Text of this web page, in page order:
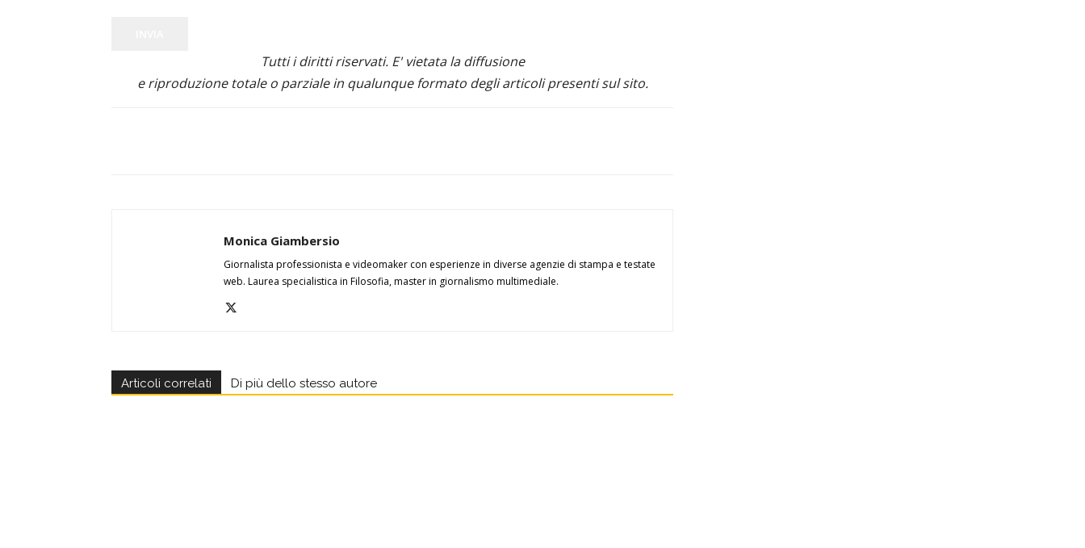
Tutti i diritti riservati. E' vietata la diffusione
e riproduzione totale o parziale in qualunque formato degli articoli presenti sul sito.
Monica Giambersio
Giornalista professionista e videomaker con esperienze in diverse agenzie di stampa e testate
web. Laurea specialistica in Filosofia, master in giornalismo multimediale.
Articoli correlati Di più dello stesso autore